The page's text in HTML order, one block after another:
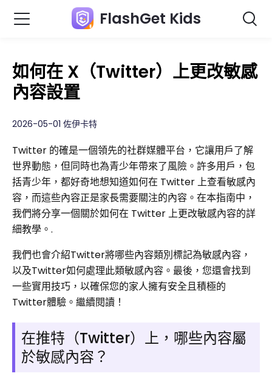
FlashGet Kids
如何在 X（Twitter）上更改敏感
內容設置
2026-05-01 佐伊卡特
Twitter 的確是一個領先的社群媒體平台，它讓用戶了解
世界動態，但同時也為青少年帶來了風險。許多用戶，包
括青少年，都好奇地想知道如何在 Twitter 上查看敏感內
容，而這些內容正是家長需要關注的內容。在本指南中，
我們將分享一個關於如何在 Twitter 上更改敏感內容的詳
細教學。.
我們也會介紹Twitter將哪些內容類別標記為敏感內容，
以及Twitter如何處理此類敏感內容。最後，您還會找到
一些實用技巧，以確保您的家人擁有安全且積極的
Twitter體驗。繼續閱讀！
在推特（Twitter）上，哪些內容屬
於敏感內容？